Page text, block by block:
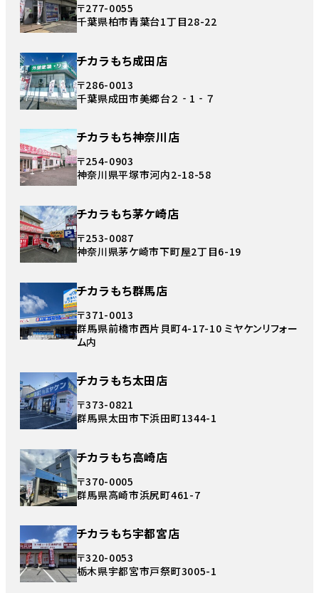
〒277-0055
千葉県柏市青葉台1丁目28-22
チカラもち成田店
〒286-0013
千葉県成田市美郷台２‐1‐７
チカラもち神奈川店
〒254-0903
神奈川県平塚市河内2-18-58
チカラもち茅ケ崎店
〒253-0087
神奈川県茅ケ崎市下町屋2丁目6-19
チカラもち群馬店
〒371-0013
群馬県前橋市西片貝町4-17-10 ミヤケンリフォー
ム内
チカラもち太田店
〒373-0821
群馬県太田市下浜田町1344-1
チカラもち高崎店
〒370-0005
群馬県高崎市浜尻町461-7
チカラもち宇都宮店
〒320-0053
栃木県宇都宮市戸祭町3005-1